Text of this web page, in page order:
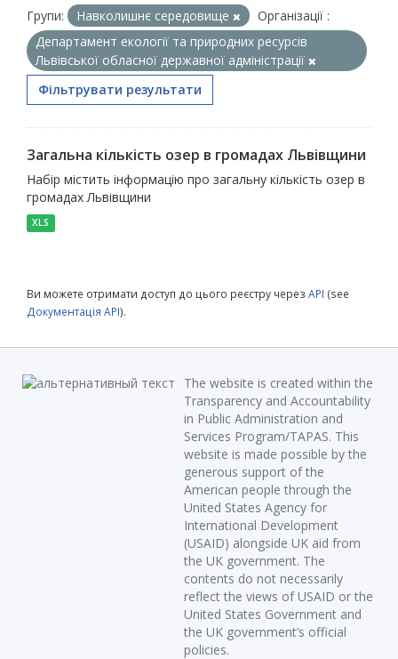
Групи:
Навколишнє середовище
Організації :
Департамент екології та природних ресурсів
Львівської обласної державної адміністрації
Фільтрувати результати
Загальна кількість озер в громадах Львівщини
Набір містить інформацію про загальну кількість озер в
громадах Львівщини
XLS
Ви можете отримати доступ до цього реєстру через API (see
Документація API).
The website is created within the
Transparency and Accountability
in Public Administration and
Services Program/TAPAS. This
website is made possible by the
generous support of the
American people through the
United States Agency for
International Development
(USAID) alongside UK aid from
the UK government. The
contents do not necessarily
reflect the views of USAID or the
United States Government and
the UK government’s official
policies.